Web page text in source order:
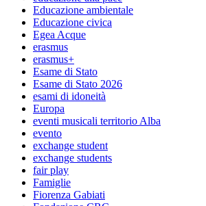
Educazione ambientale
Educazione civica
Egea Acque
erasmus
erasmus+
Esame di Stato
Esame di Stato 2026
esami di idoneità
Europa
eventi musicali territorio Alba
evento
exchange student
exchange students
fair play
Famiglie
Fiorenza Gabiati